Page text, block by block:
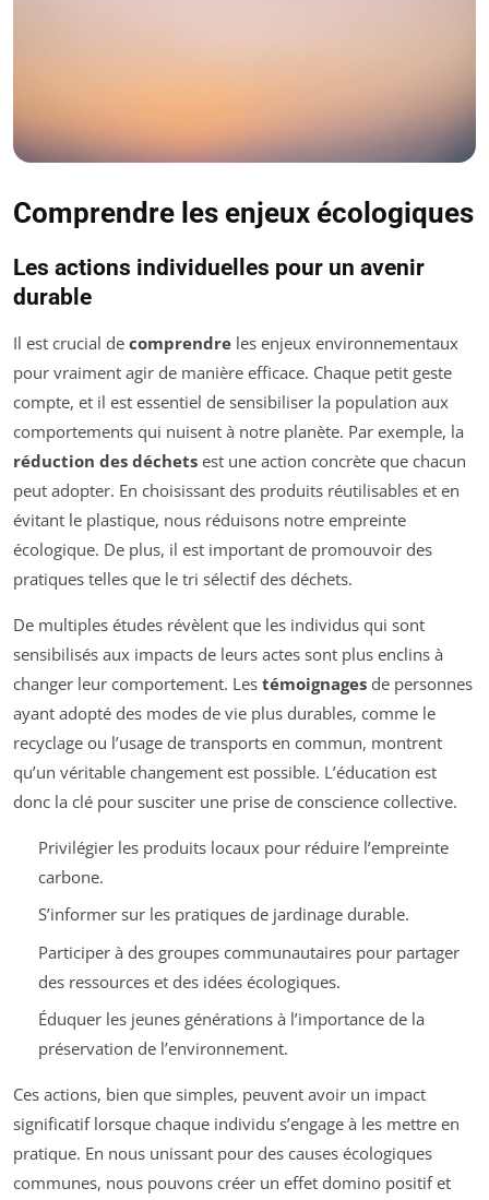
Comprendre les enjeux écologiques
Les actions individuelles pour un avenir
durable
Il est crucial de comprendre les enjeux environnementaux
pour vraiment agir de manière efficace. Chaque petit geste
compte, et il est essentiel de sensibiliser la population aux
comportements qui nuisent à notre planète. Par exemple, la
réduction des déchets est une action concrète que chacun
peut adopter. En choisissant des produits réutilisables et en
évitant le plastique, nous réduisons notre empreinte
écologique. De plus, il est important de promouvoir des
pratiques telles que le tri sélectif des déchets.
De multiples études révèlent que les individus qui sont
sensibilisés aux impacts de leurs actes sont plus enclins à
changer leur comportement. Les témoignages de personnes
ayant adopté des modes de vie plus durables, comme le
recyclage ou l’usage de transports en commun, montrent
qu’un véritable changement est possible. L’éducation est
donc la clé pour susciter une prise de conscience collective.
Privilégier les produits locaux pour réduire l’empreinte
carbone.
S’informer sur les pratiques de jardinage durable.
Participer à des groupes communautaires pour partager
des ressources et des idées écologiques.
Éduquer les jeunes générations à l’importance de la
préservation de l’environnement.
Ces actions, bien que simples, peuvent avoir un impact
significatif lorsque chaque individu s’engage à les mettre en
pratique. En nous unissant pour des causes écologiques
communes, nous pouvons créer un effet domino positif et